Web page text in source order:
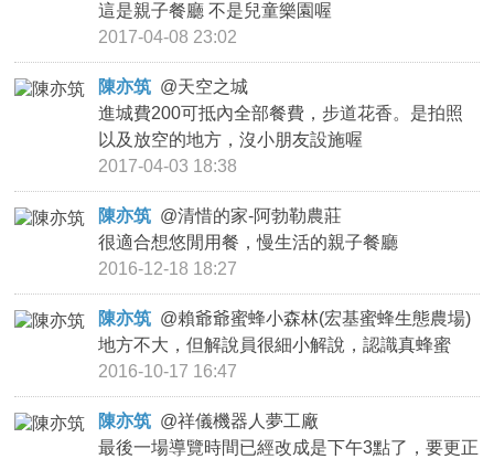
APP下載
這是親子餐廳 不是兒童樂園喔
2017-04-08 23:02
陳亦筑 @天空之城
進城費200可抵內全部餐費，步道花香。是拍照
以及放空的地方，沒小朋友設施喔
2017-04-03 18:38
陳亦筑 @清惜的家-阿勃勒農莊
很適合想悠閒用餐，慢生活的親子餐廳
2016-12-18 18:27
陳亦筑 @賴爺爺蜜蜂小森林(宏基蜜蜂生態農場)
地方不大，但解說員很細小解說，認識真蜂蜜
2016-10-17 16:47
陳亦筑 @祥儀機器人夢工廠
最後一場導覽時間已經改成是下午3點了，要更正